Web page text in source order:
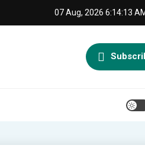
07 Aug, 2026 6:14:14